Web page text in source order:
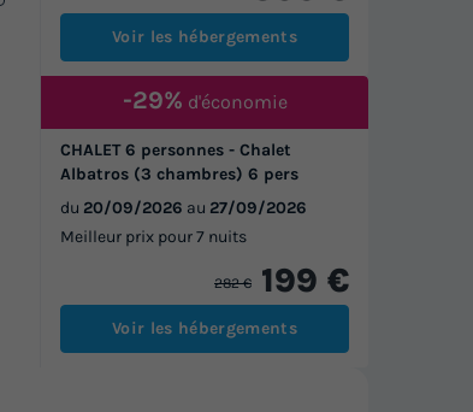
Voir les hébergements
CHALET 6 personnes - Chalet
Albatros (3 chambres) 6 pers
du 20/09/2026 au 27/09/2026
Meilleur prix pour 7 nuits
282 € 199 €
-29% d'économie
Voir les hébergements